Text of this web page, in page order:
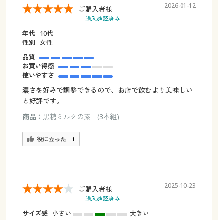
ご購入者様
購入確認済み
2026-01-12
年代: 10代
性別: 女性
品質
お買い得感
使いやすさ
濃さを好みで調整できるので、お店で飲むより美味しい
と好評です。
商品： 黒糖ミルクの素 (3本組)
役に立った 1
ご購入者様
購入確認済み
2025-10-23
サイズ感 小さい
大きい